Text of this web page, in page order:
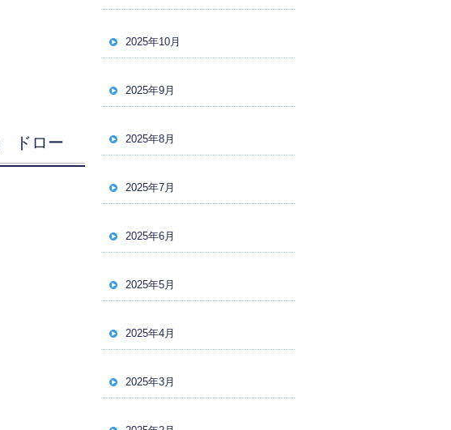
ドロー
2025年10月
2025年9月
2025年8月
2025年7月
2025年6月
2025年5月
2025年4月
2025年3月